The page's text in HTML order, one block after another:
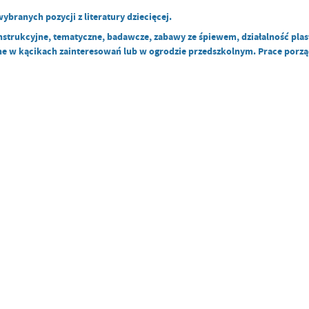
pozycji z literatury dziecięcej.
tematyczne, badawcze, zabawy ze śpiewem, działalność
kącikach zainteresowań lub w ogrodzie przedszkolnym. Prace